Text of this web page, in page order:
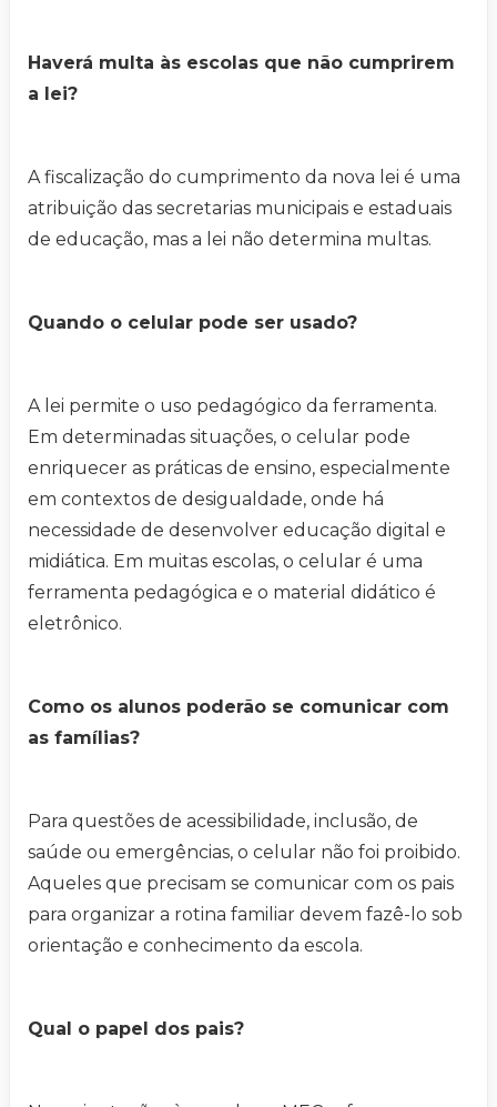
Haverá multa às escolas que não cumprirem
a lei?
A fiscalização do cumprimento da nova lei é uma
atribuição das secretarias municipais e estaduais
de educação, mas a lei não determina multas.
Quando o celular pode ser usado?
A lei permite o uso pedagógico da ferramenta.
Em determinadas situações, o celular pode
enriquecer as práticas de ensino, especialmente
em contextos de desigualdade, onde há
necessidade de desenvolver educação digital e
midiática. Em muitas escolas, o celular é uma
ferramenta pedagógica e o material didático é
eletrônico.
Como os alunos poderão se comunicar com
as famílias?
Para questões de acessibilidade, inclusão, de
saúde ou emergências, o celular não foi proibido.
Aqueles que precisam se comunicar com os pais
para organizar a rotina familiar devem fazê-lo sob
orientação e conhecimento da escola.
Qual o papel dos pais?